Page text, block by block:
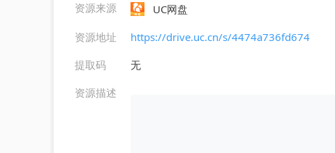
资源来源
UC网盘
资源地址
https://drive.uc.cn/s/4474a736fd674
提取码
无
资源描述